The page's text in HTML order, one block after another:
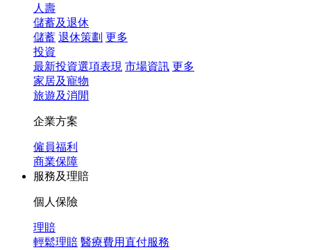
人壽
儲蓄及退休
儲蓄 退休策劃 更多
投資
最新投資選項表現 市場資訊 更多
家居及寵物
旅遊及消閒
企業方案
僱員福利
商業保障
服務及理賠
個人保險
理賠
輕鬆理賠 醫療費用直付服務